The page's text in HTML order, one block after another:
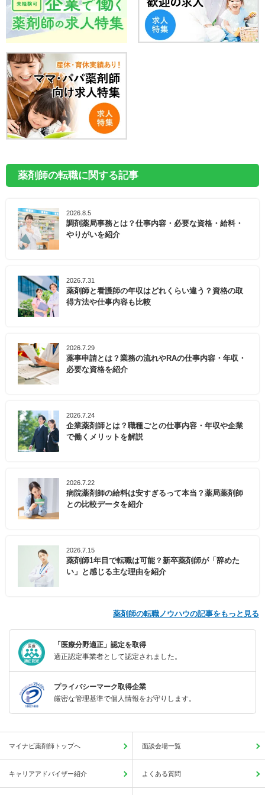
薬剤師の転職に関する記事
2026.8.5
調剤薬局事務とは？仕事内容・必要な資格・給料・
やりがいを紹介
2026.7.31
薬剤師と看護師の年収はどれくらい違う？資格の取
得方法や仕事内容も比較
2026.7.29
薬事申請とは？業務の流れやRAの仕事内容・年収・
必要な資格を紹介
2026.7.24
企業薬剤師とは？職種ごとの仕事内容・年収や企業
で働くメリットを解説
2026.7.22
病院薬剤師の給料は安すぎるって本当？薬局薬剤師
との比較データを紹介
2026.7.15
薬剤師1年目で転職は可能？新卒薬剤師が「辞めた
い」と感じる主な理由を紹介
薬剤師の転職ノウハウの記事をもっと見る
「医療分野適正」認定を取得
適正認定事業者として認定されました。
プライバシーマーク取得企業
厳密な管理基準で個人情報をお守りします。
マイナビ薬剤師トップへ 面談会場一覧
キャリアアドバイザー紹介 よくある質問